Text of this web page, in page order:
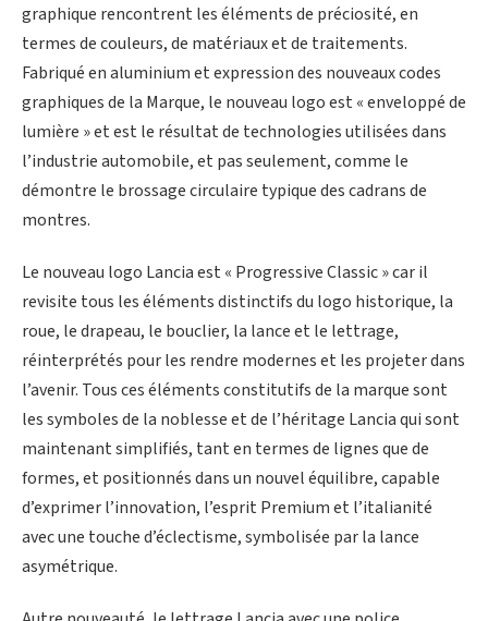
graphique rencontrent les éléments de préciosité, en
termes de couleurs, de matériaux et de traitements.
Fabriqué en aluminium et expression des nouveaux codes
graphiques de la Marque, le nouveau logo est « enveloppé de
lumière » et est le résultat de technologies utilisées dans
l’industrie automobile, et pas seulement, comme le
démontre le brossage circulaire typique des cadrans de
montres.
Le nouveau logo Lancia est « Progressive Classic » car il
revisite tous les éléments distinctifs du logo historique, la
roue, le drapeau, le bouclier, la lance et le lettrage,
réinterprétés pour les rendre modernes et les projeter dans
l’avenir. Tous ces éléments constitutifs de la marque sont
les symboles de la noblesse et de l’héritage Lancia qui sont
maintenant simplifiés, tant en termes de lignes que de
formes, et positionnés dans un nouvel équilibre, capable
d’exprimer l’innovation, l’esprit Premium et l’italianité
avec une touche d’éclectisme, symbolisée par la lance
asymétrique.